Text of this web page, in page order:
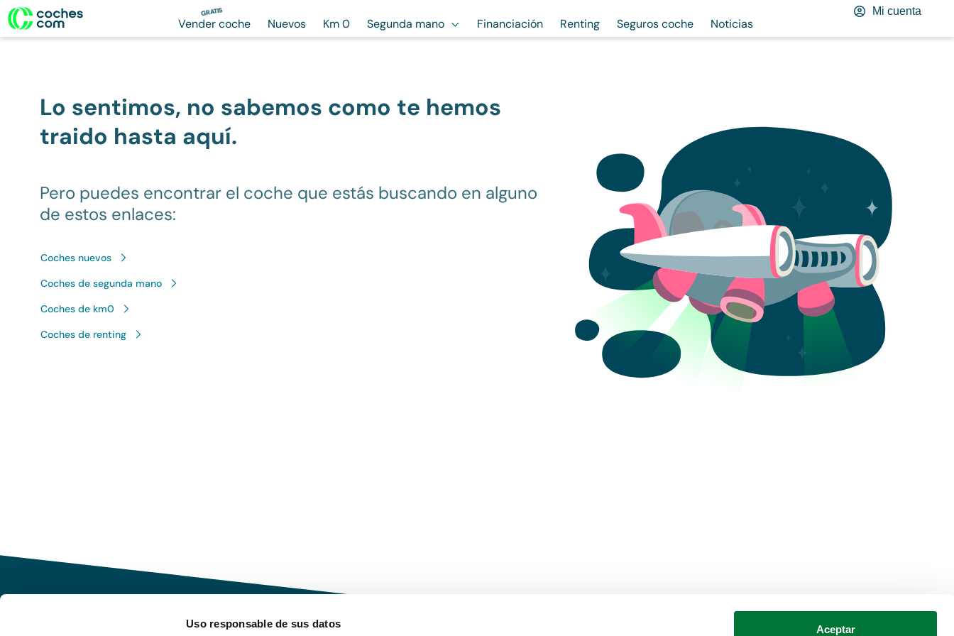
Uso responsable de sus datos Aceptar
GRATIS
Vender coche Nuevos Km 0 Segunda mano Financiación Renting Seguros coche Noticias
Mi cuenta
Lo sentimos, no sabemos como te hemos
traido hasta aquí.
Pero puedes encontrar el coche que estás buscando en alguno
de estos enlaces:
Coches nuevos
Coches de segunda mano
Coches de km0
Coches de renting